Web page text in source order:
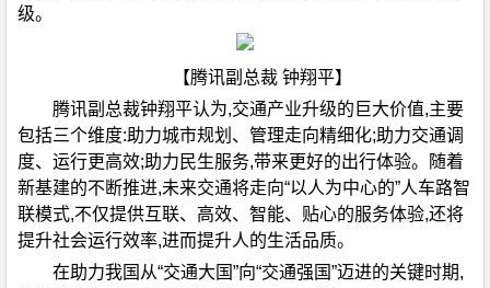
级。
【腾讯副总裁 钟翔平】
腾讯副总裁钟翔平认为,交通产业升级的巨大价值,主要
包括三个维度:助力城市规划、管理走向精细化;助力交通调
度、运行更高效;助力民生服务,带来更好的出行体验。随着
新基建的不断推进,未来交通将走向“以人为中心的”人车路智
联模式,不仅提供互联、高效、智能、贴心的服务体验,还将
提升社会运行效率,进而提升人的生活品质。
在助力我国从“交通大国”向“交通强国”迈进的关键时期,